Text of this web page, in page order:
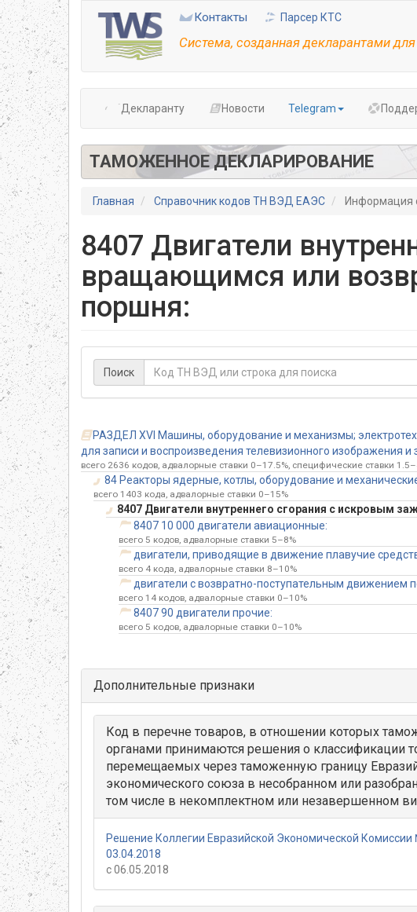
Перейти
к
основному
содержанию
Контакты Парсер КТС
Система, созданная декларантами
Декларанту Новости Telegram
ТАМОЖЕННОЕ ДЕКЛАРИРОВАНИЕ
Главная Справочник кодов ТН ВЭД ЕАЭС Информация
8407 Двигатели
вращающимся или
поршня:
Поиск
РАЗДЕЛ XVI Машины, оборудование и механизмы;
для записи и воспроизведения телевизионного изображения и
всего 2636 кодов, адвалорные ставки 0–17.5%, специфические ставки
84 Реакторы ядерные, котлы, оборудование и
всего 1403 кода, адвалорные ставки 0–15%
8407 Двигатели внутреннего сгорания с искровым
8407 10 000 двигатели авиационные:
всего 5 кодов, адвалорные ставки 5–8%
двигатели, приводящие в движение плавучие
всего 4 кода, адвалорные ставки 8–10%
двигатели с возвратно-поступательным движением
всего 14 кодов, адвалорные ставки 0–10%
8407 90 двигатели прочие:
всего 5 кодов, адвалорные ставки 0–10%
Дополнительные признаки
Код в перечне товаров, в отношении которых
органами принимаются решения о классификации
перемещаемых через таможенную границу
экономического союза в несобранном или
том числе в некомплектном или незавершенном
Решение Коллегии Евразийской Экономической Комиссии
03.04.2018
с 06.05.2018